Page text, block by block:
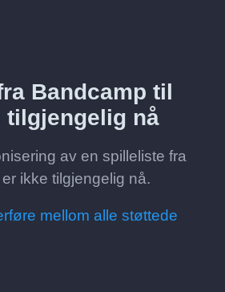
Bandcamp til
tilgjengelig nå
av en spilleliste fra
ikke tilgjengelig nå.
mellom alle støttede